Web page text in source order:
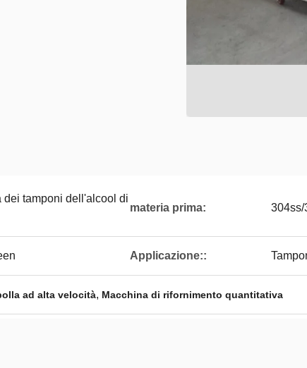
dei tamponi dell'alcool di
materia prima: 304ss/
Applicazione::
ad alta velocità, Macchina di rifornimento quantitativa